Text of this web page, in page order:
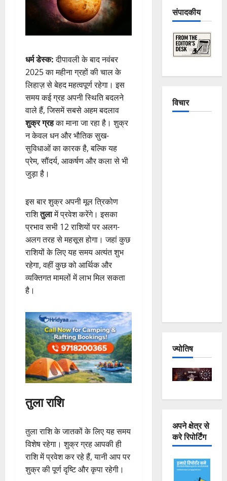
धर्म डेस्क:दीपावली के बाद नवंबर
2025 का महीना ग्रहों की चाल के
लिहाज़ से बेहद महत्वपूर्ण रहेगा। इस
समय कई ग्रह अपनी स्थिति बदलने
वाले हैं, जिसमें सबसे अहम बदलाव
शुक्र ग्रहका माना जा रहा है। शुक्र
न केवल धन और भौतिक सुख-
सुविधाओं का कारक है, बल्कि यह
प्रेम, सौंदर्य, आकर्षण और कला से भी
जुड़ा है।
इस बार शुक्र अपनी मूल त्रिकोण
राशितुलामें प्रवेश करेंगे। इसका
प्रभाव सभी 12 राशियों पर अलग-
अलग तरह से महसूस होगा। जहां कुछ
राशियों के लिए यह समय अत्यंत शुभ
रहेगा, वहीं कुछ को आर्थिक और
व्यक्तिगत मामलों में लाभ मिल सकता
है।
तुला राशि
तुला राशि के जातकों के लिए यह समय
विशेष रहेगा। शुक्र ग्रह आपकी ही
राशि में प्रवेश कर रहे हैं, यानी आप पर
शुक्र की पूर्ण दृष्टि और कृपा रहेगी।
संपादकीय
विचार
ज्योतिष
अपने क्षेत्र से
करे रिपोर्टिंग